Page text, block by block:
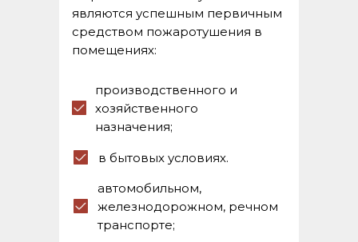
являются успешным первичным
средством пожаротушения в
помещениях:
производственного и
хозяйственного
назначения;
в бытовых условиях.
автомобильном,
железнодорожном, речном
транспорте;